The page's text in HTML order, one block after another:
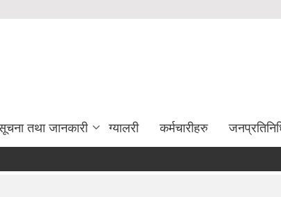
तथा जानकारी ग्यालरी कर्मचारीहरु